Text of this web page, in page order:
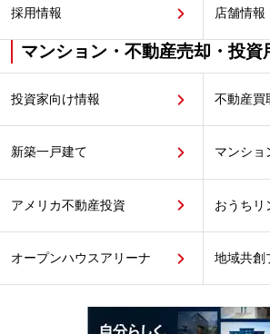
採用情報 店舗情報
マンション・不動産売却・投資
投資家向け情報 不動産買
新築一戸建て マンショ
アメリカ不動産投資 おうちリ
オープンハウスアリーナ 地域共創